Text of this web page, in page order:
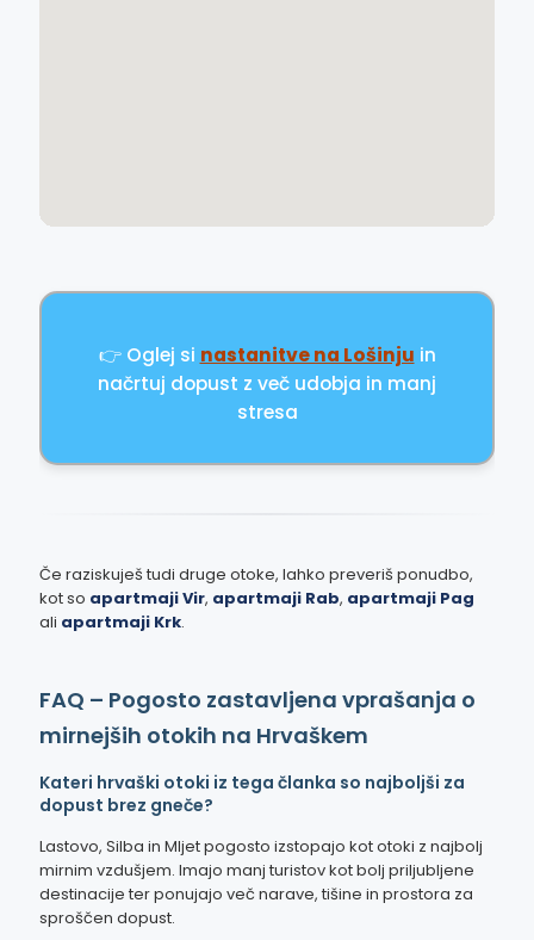
👉 Oglej si nastanitve na Lošinju in
načrtuj dopust z več udobja in manj
stresa
Če raziskuješ tudi druge otoke, lahko preveriš ponudbo,
kot so apartmaji Vir, apartmaji Rab, apartmaji Pag
ali apartmaji Krk.
FAQ – Pogosto zastavljena vprašanja o
mirnejših otokih na Hrvaškem
Kateri hrvaški otoki iz tega članka so najboljši za
dopust brez gneče?
Lastovo, Silba in Mljet pogosto izstopajo kot otoki z najbolj
mirnim vzdušjem. Imajo manj turistov kot bolj priljubljene
destinacije ter ponujajo več narave, tišine in prostora za
sproščen dopust.